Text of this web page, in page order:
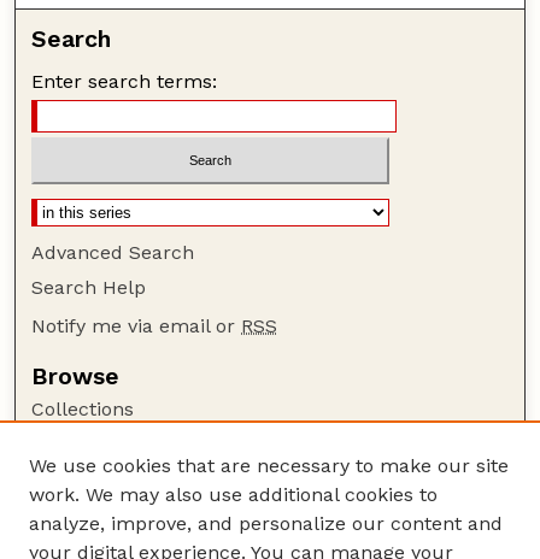
Search
Enter search terms:
Advanced Search
Search Help
Notify me via email or RSS
Browse
Collections
Authors
Author Corner
Author FAQ
We use cookies that are necessary to make our site
work. We may also use additional cookies to
analyze, improve, and personalize our content and
your digital experience. You can manage your